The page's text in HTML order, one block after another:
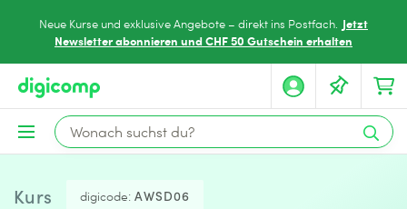
Neue Kurse und exklusive Angebote – direkt ins Postfach. Jetzt
Newsletter abonnieren und CHF 50 Gutschein erhalten
Kurs digicode: AWSD06